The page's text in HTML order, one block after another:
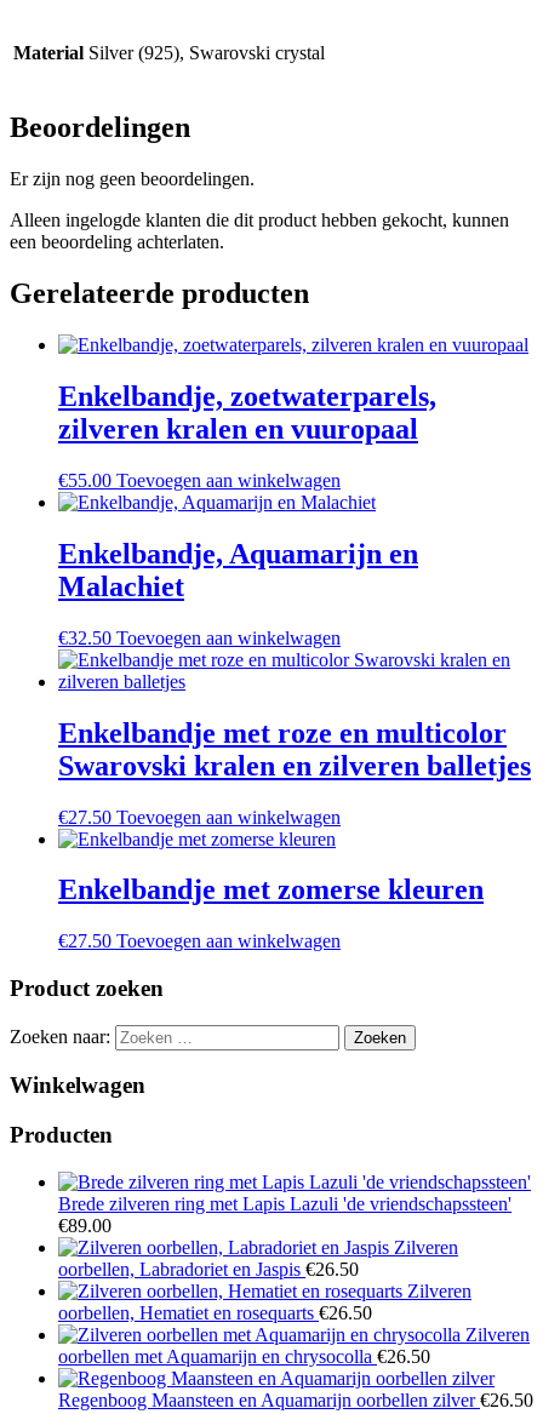
Material Silver (925), Swarovski crystal
Beoordelingen
Er zijn nog geen beoordelingen.
Alleen ingelogde klanten die dit product hebben gekocht, kunnen
een beoordeling achterlaten.
Gerelateerde producten
Enkelbandje, zoetwaterparels,
zilveren kralen en vuuropaal
€55.00 Toevoegen aan winkelwagen
Enkelbandje, Aquamarijn en
Malachiet
€32.50 Toevoegen aan winkelwagen
Enkelbandje met roze en multicolor
Swarovski kralen en zilveren balletjes
€27.50 Toevoegen aan winkelwagen
Enkelbandje met zomerse kleuren
€27.50 Toevoegen aan winkelwagen
Product zoeken
Zoeken naar:
Winkelwagen
Producten
Brede zilveren ring met Lapis Lazuli 'de vriendschapssteen'
€89.00
Zilveren
oorbellen, Labradoriet en Jaspis €26.50
Zilveren
oorbellen, Hematiet en rosequarts €26.50
Zilveren
oorbellen met Aquamarijn en chrysocolla €26.50
Regenboog Maansteen en Aquamarijn oorbellen zilver €26.50